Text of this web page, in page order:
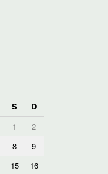
S
D
1
2
8
9
15
16